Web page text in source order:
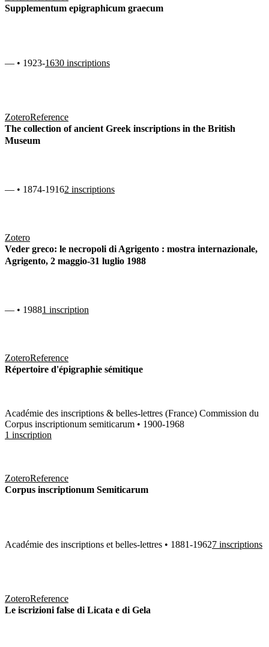
Supplementum epigraphicum graecum
— • 1923- 1630 inscriptions
ZoteroReference
The collection of ancient Greek inscriptions in the British
Museum
— • 1874-1916 2 inscriptions
Zotero
Veder greco: le necropoli di Agrigento : mostra internazionale,
Agrigento, 2 maggio-31 luglio 1988
— • 1988 1 inscription
ZoteroReference
Répertoire d'épigraphie sémitique
Académie des inscriptions & belles-lettres (France) Commission du
Corpus inscriptionum semiticarum • 1900-1968
1 inscription
ZoteroReference
Corpus inscriptionum Semiticarum
Académie des inscriptions et belles-lettres • 1881-1962 7 inscriptions
ZoteroReference
Le iscrizioni false di Licata e di Gela